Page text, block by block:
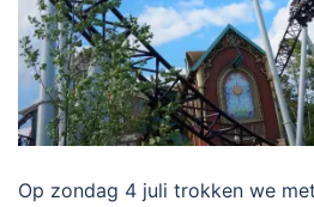
Op zondag 4 juli trokken we